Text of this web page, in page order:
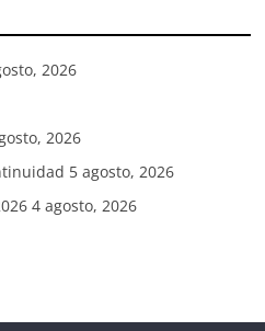
2026
2026
5 agosto, 2026
4 agosto, 2026